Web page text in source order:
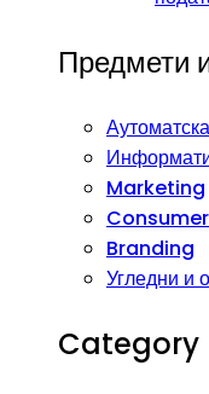
Предмети
Marketing
Consumer
Branding
Угледни и
Category